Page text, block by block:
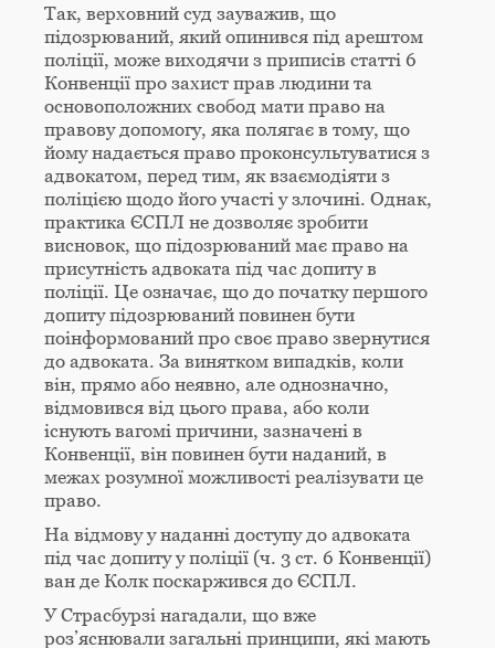
Так, верховний суд зауважив, що
підозрюваний, який опинився під арештом
поліції, може виходячи з приписів статті 6
Конвенції про захист прав людини та
основоположних свобод мати право на
правову допомогу, яка полягає в тому, що
йому надається право проконсультуватися з
адвокатом, перед тим, як взаємодіяти з
поліцією щодо його участі у злочині. Однак,
практика ЄСПЛ не дозволяє зробити
висновок, що підозрюваний має право на
присутність адвоката під час допиту в
поліції. Це означає, що до початку першого
допиту підозрюваний повинен бути
поінформований про своє право звернутися
до адвоката. За винятком випадків, коли
він, прямо або неявно, але однозначно,
відмовився від цього права, або коли
існують вагомі причини, зазначені в
Конвенції, він повинен бути наданий, в
межах розумної можливості реалізувати це
право.
На відмову у наданні доступу до адвоката
під час допиту у поліції (ч. 3 ст. 6 Конвенції)
ван де Колк поскаржився до ЄСПЛ.
У Страсбурзі нагадали, що вже
роз’яснювали загальні принципи, які мають